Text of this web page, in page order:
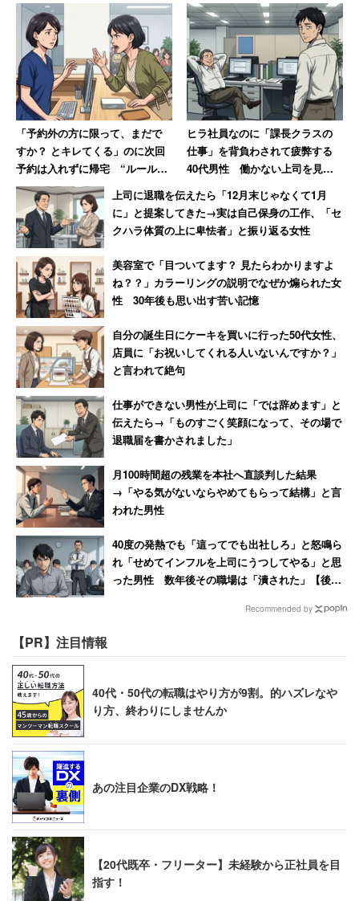
「ゼビオやアルペン、ヒマラヤなどの大型店舗から『発注
数を増やしたい』『在庫が少なくなっている』という声は
来ていました。現在（編集部注：9月10日正午頃）の状況
はまだ確認出来ていませんが、問い合わせは来ていると思
います」
一部報道では、大坂選手が優勝した場合、同社はオリジナ
ルモデルを作る予定だとも言われたが、担当者は「今のと
ころ、作る予定はありません。ちょっと盛って書かれてし
まいました」と報道内容を否定した。
ネットでは、市販品とほぼ変わらないラケットで優勝を勝
ち取った大坂選手に、「（決勝戦で）特注をたたきつけた
セリーナとは大違い」「特注品だと思ってた」と驚く声が
上がっている。
「予約外の方に限って、まだで
すか？ とキレてくる」のに次回
予約は入れずに帰宅 “ルール無
視患者“に医療事務の女性がため
ヒラ社員なのに「課長クラスの
仕事」を背負わされて疲弊する
40代男性 働かない上司を見て
気づいた「残酷な事実」
上司に退職を伝えたら「12月末じゃなくて1月
に」と提案してきた→実は自己保身の工作、「セ
クハラ体質の上に卑怯者」と振り返る女性
美容室で「目ついてます？ 見たらわかりますよ
ね？？」カラーリングの説明でなぜか煽られた女
性 30年後も思い出す苦い記憶
自分の誕生日にケーキを買いに行った50代女性、
店員に「お祝いしてくれる人いないんですか？」
と言われて絶句
仕事ができない男性が上司に「では辞めます」と
伝えたら→「ものすごく笑顔になって、その場で
退職届を書かされました」
月100時間超の残業を本社へ直談判した結果
→「やる気がないならやめてもらって結構」と言
われた男性
40度の発熱でも「這ってでも出社しろ」と怒鳴ら
れ「せめてインフルを上司にうつしてやる」と思
った男性 数年後その職場は「潰された」【後
Recommended by
【PR】注目情報
40代・50代の転職はやり方が9割。的ハズレなや
り方、終わりにしませんか
あの注目企業のDX戦略！
【20代既卒・フリーター】未経験から正社員を目
指す！